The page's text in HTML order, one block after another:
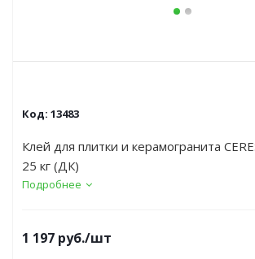
Код: 13483
Клей для плитки и керамогранита
25 кг (ДК)
Подробнее
1 197 руб./шт